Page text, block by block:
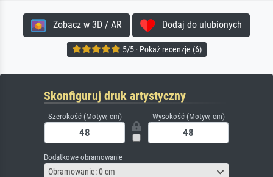
Zobacz w 3D / AR Dodaj do ulubionych
5/5 · Pokaż recenzje (6)
Skonfiguruj druk artystyczny
Szerokość (Motyw, cm) Wysokość (Motyw, cm)
Dodatkowe obramowanie
Obramowanie: 0 cm